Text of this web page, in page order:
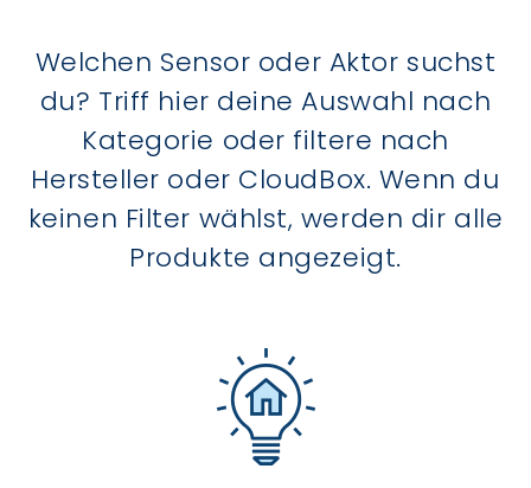
Welchen Sensor oder Aktor suchst
du? Triff hier deine Auswahl nach
Kategorie oder filtere nach
Hersteller oder CloudBox. Wenn du
keinen Filter wählst, werden dir alle
Produkte angezeigt.